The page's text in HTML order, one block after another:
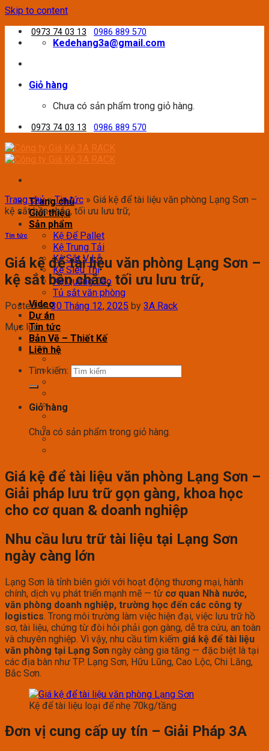
Skip to content
0973 74 03 13 0986 889 570
Kedehang3a@gmail.com
Giỏ hàng
Chưa có sản phẩm trong giỏ hàng.
0973 74 03 13 0986 889 570
Trang chủ
Giới thiệu
Sản phẩm
Kệ Để Pallet
Kệ Trung Tải
Kệ Sắt V Lỗ
Kệ Siêu Thị
Kệ Quảng Cáo
Tủ sắt văn phòng
Video
Dự án
Tin tức
Bản Vẽ – Thiết Kế
Liên hệ
Tìm kiếm:
Giỏ hàng
Chưa có sản phẩm trong giỏ hàng.
Trang chủ»Tin tức » Giá kệ để tài liệu văn phòng Lạng Sơn –
kệ sắt bền chắc, tối ưu lưu trữ,
Tin tức
Giá kệ để tài liệu văn phòng Lạng Sơn –
kệ sắt bền chắc, tối ưu lưu trữ,
Posted on30 Tháng 12, 2025 by 3A Rack
Mục lục
Giá kệ để tài liệu văn phòng Lạng Sơn –
Giải pháp lưu trữ gọn gàng, khoa học
cho cơ quan & doanh nghiệp
Nhu cầu lưu trữ tài liệu tại Lạng Sơn
ngày càng lớn
Lạng Sơn là tỉnh biên giới với hoạt động thương mại, hành
chính, dịch vụ phát triển mạnh mẽ — từ cơ quan Nhà nước,
văn phòng doanh nghiệp, trường học đến các công ty
logistics. Trong môi trường làm việc hiện đại, việc lưu trữ hồ
sơ, tài liệu, chứng từ đòi hỏi phải gọn gàng, dễ tra cứu, an toàn
và chuyên nghiệp. Vì vậy, nhu cầu tìm kiếm giá kệ để tài liệu
văn phòng tại Lạng Sơn ngày càng gia tăng — đặc biệt là tại
các địa bàn như TP. Lạng Sơn, Hữu Lũng, Cao Lộc, Chi Lăng,
Bắc Sơn.
Kệ để tài liệu loại để nhẹ 70kg/tầng
Đơn vị cung cấp uy tín – Giải Pháp 3A